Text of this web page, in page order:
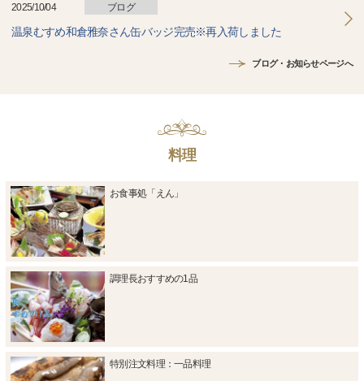
2025/10/04 ブログ
温泉むすめ和倉雅奈さん缶バッジ完売※再入荷しました
ブログ・お知らせページへ
料理
お食事処「えん」
調理長おすすめの1品
特別注文料理：一品料理